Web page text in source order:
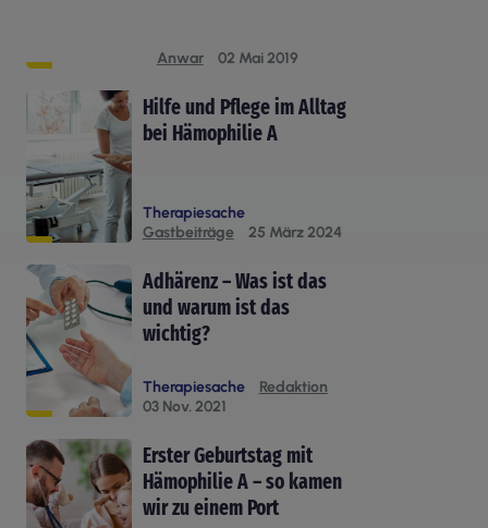
Anwar 02 Mai 2019
Hilfe und Pflege im Alltag
bei Hämophilie A
Therapiesache
Gastbeiträge
25 März 2024
Adhärenz – Was ist das
und warum ist das
wichtig?
Therapiesache
Redaktion
03 Nov. 2021
Erster Geburtstag mit
Hämophilie A – so kamen
wir zu einem Port